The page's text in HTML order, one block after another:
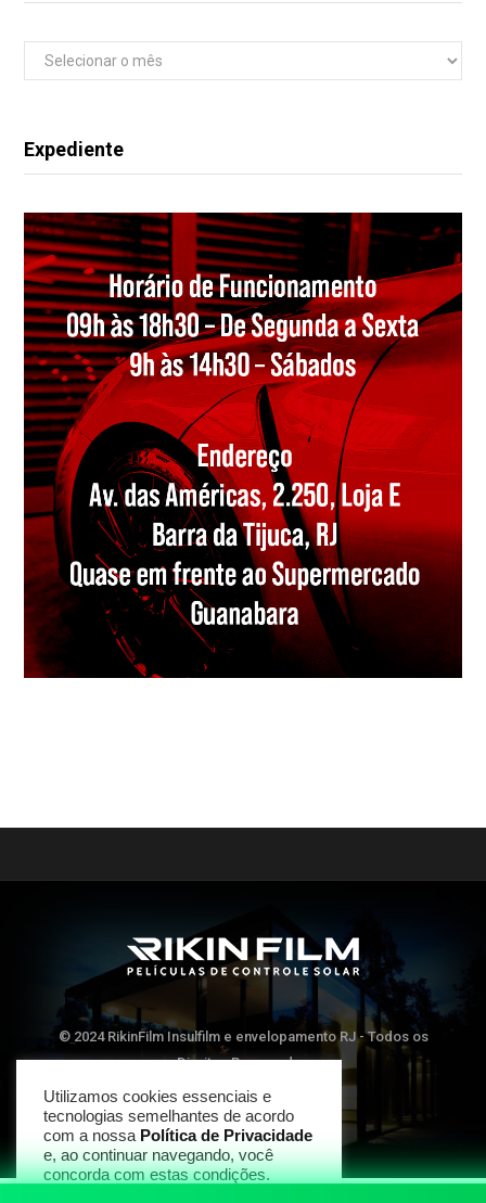
Arquivos
Expediente
© 2024 RikinFilm Insulfilm e envelopamento RJ - Todos os
Direitos Reservados
TOP
Utilizamos cookies essenciais e
tecnologias semelhantes de acordo
com a nossa Política de Privacidade
e, ao continuar navegando, você
concorda com estas condições.